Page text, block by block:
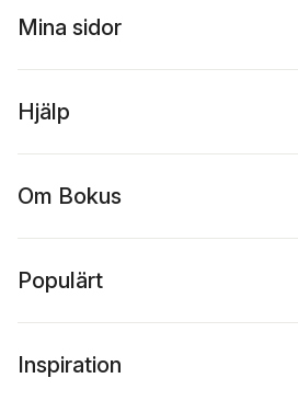
Mina sidor
Hjälp
Om Bokus
Populärt
Inspiration